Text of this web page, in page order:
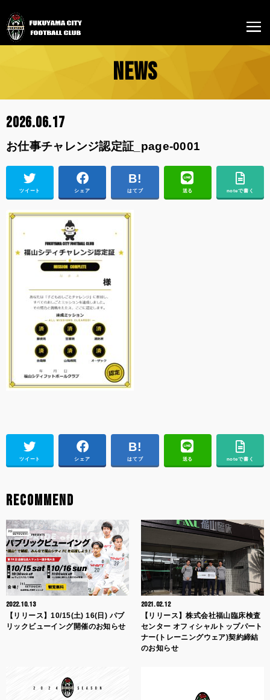
NEWS
2026.06.17
お仕事チャレンジ認定証_page-0001
ツイート シェア はてブ 送る noteで書く
ツイート シェア はてブ 送る noteで書く
RECOMMEND
2022.10.13
【リリース】10/15(土) 16(日) パブ
リックビューイング開催のお知らせ
2021.02.12
【リリース】株式会社福山臨床検査
センター オフィシャルトップパート
ナー(トレーニングウェア)契約締結
のお知らせ